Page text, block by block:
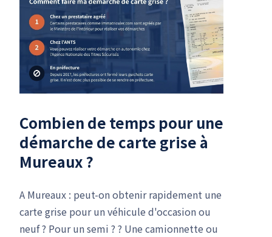
Combien de temps pour une
démarche de carte grise à
Mureaux ?
A Mureaux : peut-on obtenir rapidement une
carte grise pour un véhicule d'occasion ou
neuf ? Pour un semi ? ? Une camionnette ou